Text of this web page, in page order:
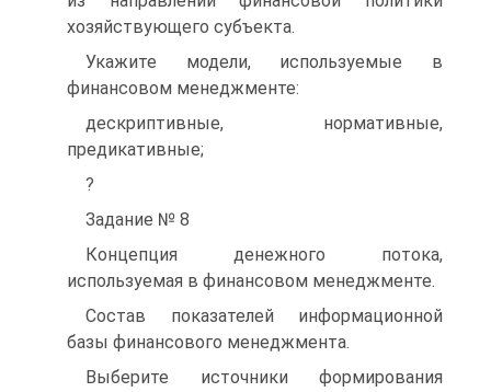
хозяйствующего субъекта.
Укажите модели, используемые в
финансовом менеджменте:
дескриптивные, нормативные,
предикативные;
?
Задание № 8
Концепция денежного потока,
используемая в финансовом менеджменте.
Состав показателей информационной
базы финансового менеджмента.
Выберите источники формирования